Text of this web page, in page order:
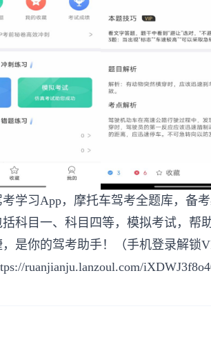
学习App，摩托车驾考全题库，备
科目一、科目四等，模拟考试，帮
是你的驾考助手！（手机登录解锁
ruanjianju.lanzoul.com/